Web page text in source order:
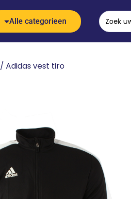
Alle categorieen
/ Adidas vest tiro